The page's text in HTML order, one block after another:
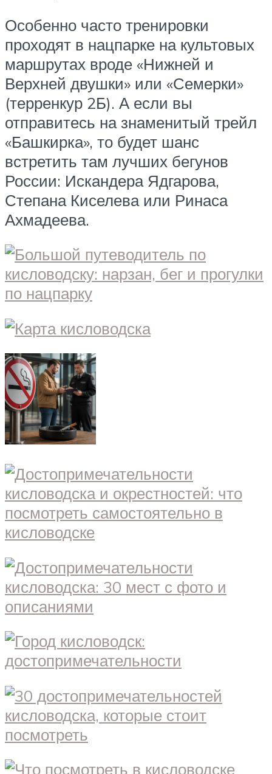
Особенно часто тренировки
проходят в нацпарке на культовых
маршрутах вроде «Нижней и
Верхней двушки» или «Семерки»
(терренкур 2Б). А если вы
отправитесь на знаменитый трейл
«Башкирка», то будет шанс
встретить там лучших бегунов
России: Искандера Ядгарова,
Степана Киселева или Ринаса
Ахмадеева.